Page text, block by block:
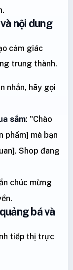
nội dung
cảm giác
trung thành.
nhắn, hãy gọi
sắm: "Chào
phẩm] mà bạn
Shop đang
chúc mừng
bá và
tiếp thị trực